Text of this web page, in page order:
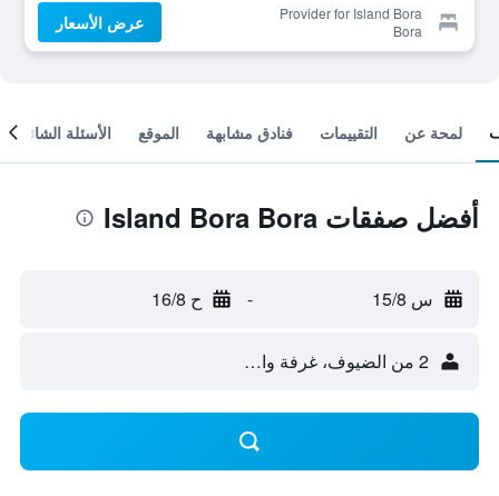
Provider for Island Bora
Bora
عرض الأسعار
لمحة عن التقييمات فنادق مشابهة الموقع الأسئلة الشائعة
أفضل صفقات Island Bora Bora
س 15/8 - ح 16/8
2 من الضيوف، غرفة واحدة